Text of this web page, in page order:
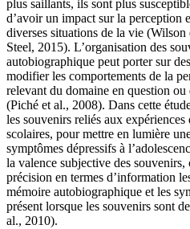
plus saillants, ils sont plus
d’avoir un impact sur la perception
diverses situations de la vie
Steel, 2015). L’organisation des
autobiographique peut porter sur
modifier les comportements de la
relevant du domaine en question
(Piché et al., 2008). Dans cette
les souvenirs reliés aux expériences
scolaires, pour mettre en lumière
symptômes dépressifs à
la valence subjective des
précision en termes d’information
mémoire autobiographique et les
présent lorsque les souvenirs sont
al., 2010).